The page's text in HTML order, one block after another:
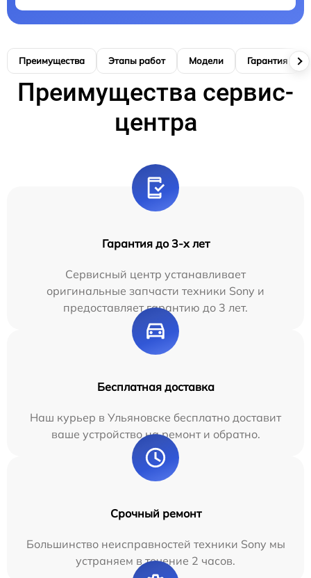
Преимущества Этапы работ Модели Гарантия
Преимущества сервис-
центра
Гарантия до 3-х лет
Сервисный центр устанавливает
оригинальные запчасти техники Sony и
предоставляет гарантию до 3 лет.
Бесплатная доставка
Наш курьер в Ульяновске бесплатно доставит
ваше устройство на ремонт и обратно.
Срочный ремонт
Большинство неисправностей техники Sony мы
устраняем в течение 2 часов.